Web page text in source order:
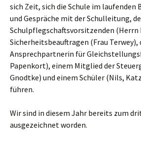
sich Zeit, sich die Schule im laufenden
und Gespräche mit der Schulleitung,
Schulpflegschaftsvorsitzenden (Herrn
Sicherheitsbeauftragen (Frau Terwey),
Ansprechpartnerin für
Papenkort), einem Mitglied der
Gnodtke) und einem Schüler (Nils,
führen.
Wir sind in diesem Jahr bereits zum
ausgezeichnet worden.